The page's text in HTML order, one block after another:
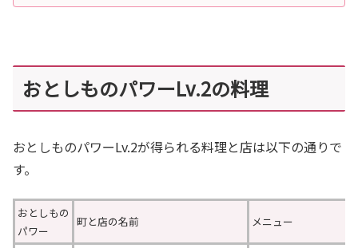
おとしものパワーLv.2の料理
おとしものパワーLv.2が得られる料理と店は以下の通りで
す。
おとしもの
パワー
町と店の名前 メニュー